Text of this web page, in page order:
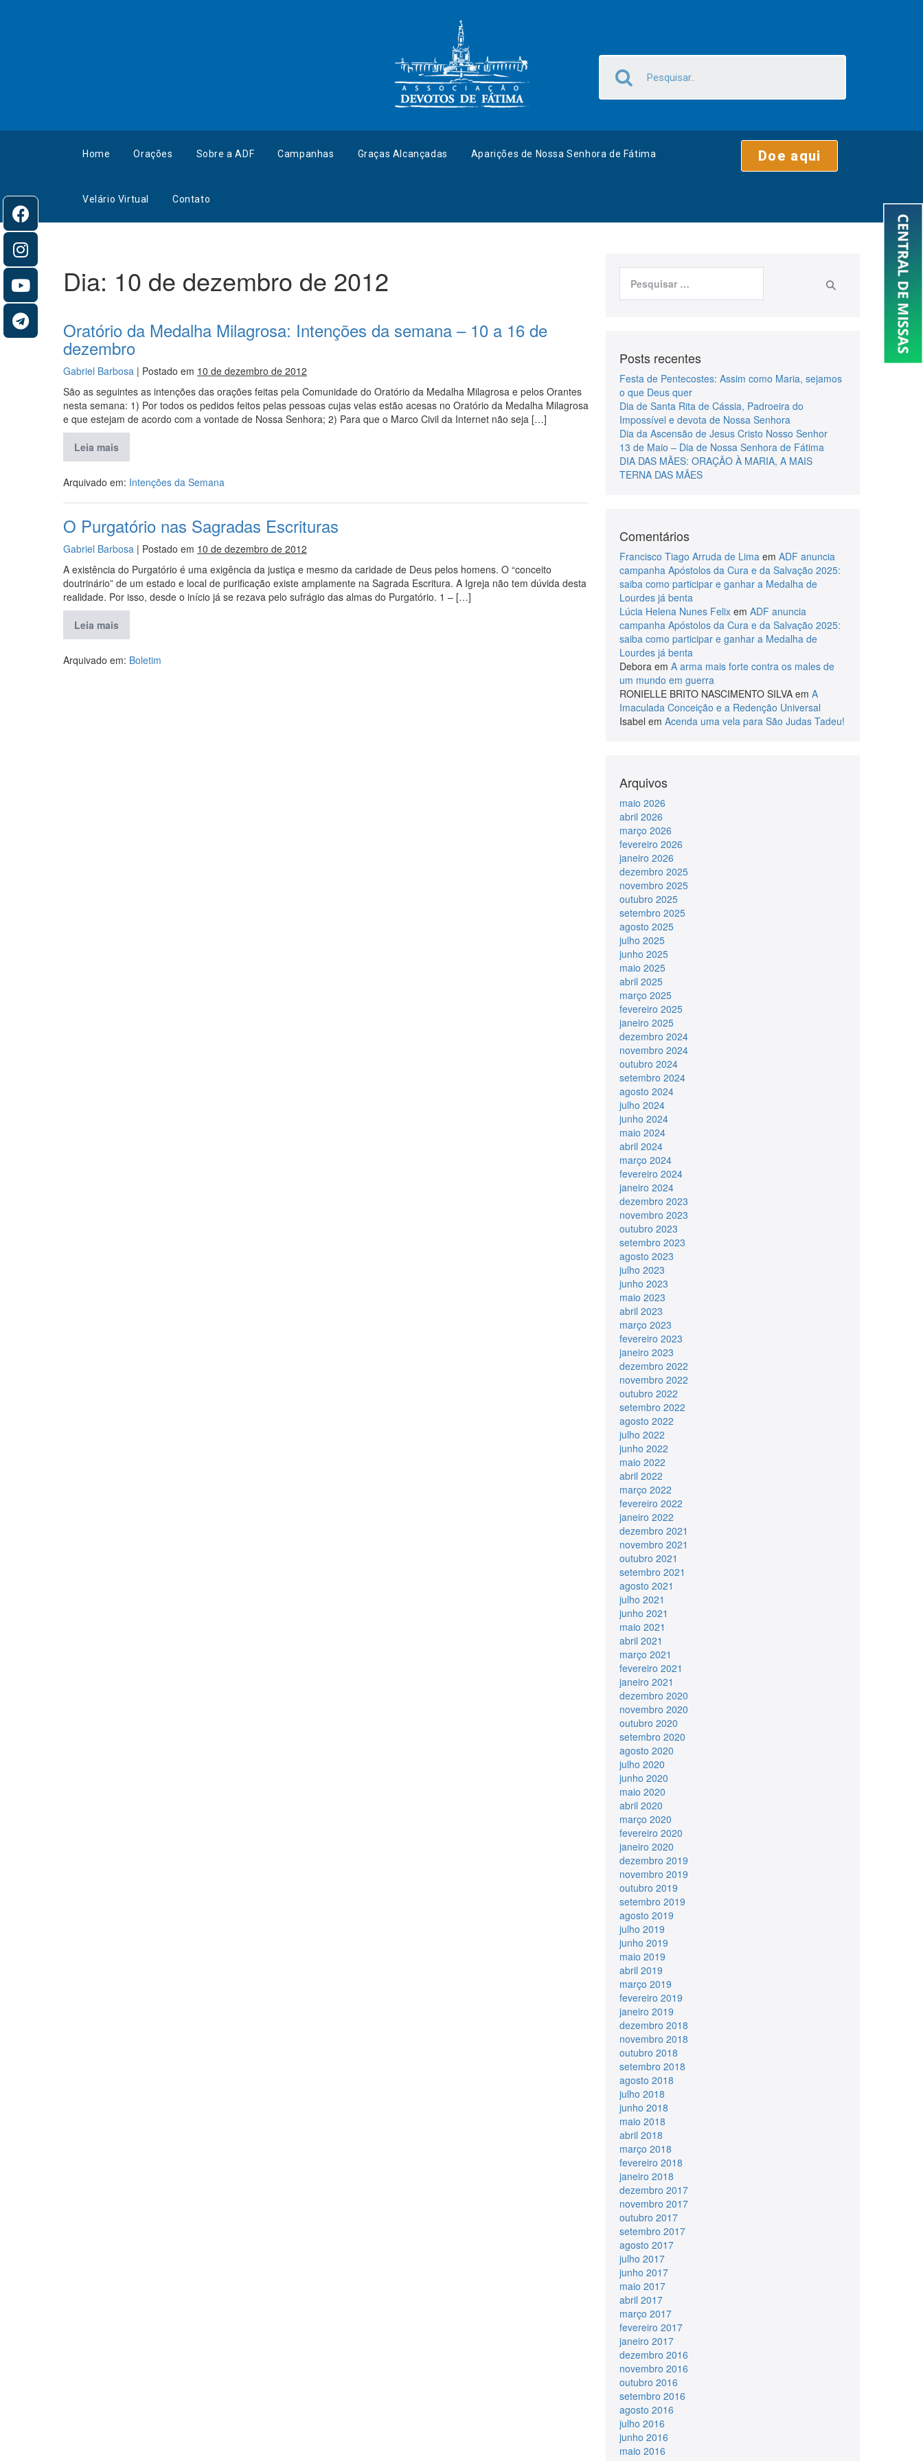
Home Orações Sobre a ADF Campanhas Graças Alcançadas Aparições de Nossa Senhora de Fátima
Velário Virtual Contato
Doe aqui
Dia: 10 de dezembro de 2012
Oratório da Medalha Milagrosa: Intenções da semana – 10 a 16 de
dezembro
Gabriel Barbosa | Postado em 10 de dezembro de 2012
São as seguintes as intenções das orações feitas pela Comunidade do Oratório da Medalha Milagrosa e pelos Orantes
nesta semana: 1) Por todos os pedidos feitos pelas pessoas cujas velas estão acesas no Oratório da Medalha Milagrosa
e que estejam de acordo com a vontade de Nossa Senhora; 2) Para que o Marco Civil da Internet não seja […]
Leia mais
Arquivado em: Intenções da Semana
O Purgatório nas Sagradas Escrituras
Gabriel Barbosa | Postado em 10 de dezembro de 2012
A existência do Purgatório é uma exigência da justiça e mesmo da caridade de Deus pelos homens. O “conceito
doutrinário” de um estado e local de purificação existe amplamente na Sagrada Escritura. A Igreja não tem dúvida desta
realidade. Por isso, desde o início já se rezava pelo sufrágio das almas do Purgatório. 1 – […]
Leia mais
Arquivado em: Boletim
Posts recentes
Festa de Pentecostes: Assim como Maria, sejamos
o que Deus quer
Dia de Santa Rita de Cássia, Padroeira do
Impossível e devota de Nossa Senhora
Dia da Ascensão de Jesus Cristo Nosso Senhor
13 de Maio – Dia de Nossa Senhora de Fátima
DIA DAS MÃES: ORAÇÃO À MARIA, A MAIS
TERNA DAS MÃES
Comentários
Francisco Tiago Arruda de Limaem ADF anuncia
campanha Apóstolos da Cura e da Salvação 2025:
saiba como participar e ganhar a Medalha de
Lourdes já benta
Lúcia Helena Nunes Felixem ADF anuncia
campanha Apóstolos da Cura e da Salvação 2025:
saiba como participar e ganhar a Medalha de
Lourdes já benta
Deboraem A arma mais forte contra os males de
um mundo em guerra
RONIELLE BRITO NASCIMENTO SILVAem A
Imaculada Conceição e a Redenção Universal
Isabel em Acenda uma vela para São Judas Tadeu!
Arquivos
maio 2026
abril 2026
março 2026
fevereiro 2026
janeiro 2026
dezembro 2025
novembro 2025
outubro 2025
setembro 2025
agosto 2025
julho 2025
junho 2025
maio 2025
abril 2025
março 2025
fevereiro 2025
janeiro 2025
dezembro 2024
novembro 2024
outubro 2024
setembro 2024
agosto 2024
julho 2024
junho 2024
maio 2024
abril 2024
março 2024
fevereiro 2024
janeiro 2024
dezembro 2023
novembro 2023
outubro 2023
setembro 2023
agosto 2023
julho 2023
junho 2023
maio 2023
abril 2023
março 2023
fevereiro 2023
janeiro 2023
dezembro 2022
novembro 2022
outubro 2022
setembro 2022
agosto 2022
julho 2022
junho 2022
maio 2022
abril 2022
março 2022
fevereiro 2022
janeiro 2022
dezembro 2021
novembro 2021
outubro 2021
setembro 2021
agosto 2021
julho 2021
junho 2021
maio 2021
abril 2021
março 2021
fevereiro 2021
janeiro 2021
dezembro 2020
novembro 2020
outubro 2020
setembro 2020
agosto 2020
julho 2020
junho 2020
maio 2020
abril 2020
março 2020
fevereiro 2020
janeiro 2020
dezembro 2019
novembro 2019
outubro 2019
setembro 2019
agosto 2019
julho 2019
junho 2019
maio 2019
abril 2019
março 2019
fevereiro 2019
janeiro 2019
dezembro 2018
novembro 2018
outubro 2018
setembro 2018
agosto 2018
julho 2018
junho 2018
maio 2018
abril 2018
março 2018
fevereiro 2018
janeiro 2018
dezembro 2017
novembro 2017
outubro 2017
setembro 2017
agosto 2017
julho 2017
junho 2017
maio 2017
abril 2017
março 2017
fevereiro 2017
janeiro 2017
dezembro 2016
novembro 2016
outubro 2016
setembro 2016
agosto 2016
julho 2016
junho 2016
maio 2016